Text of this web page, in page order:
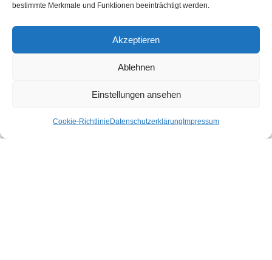
bestimmte Merkmale und Funktionen beeinträchtigt werden.
Akzeptieren
Ablehnen
Einstellungen ansehen
Cookie-Richtlinie Datenschutzerklärung Impressum